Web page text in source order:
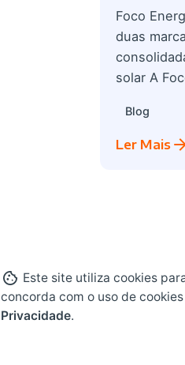
Foco
duas
solar A
Blog
Ler Mais
Este site utiliza cookies
concorda com o uso de
Privacidade.